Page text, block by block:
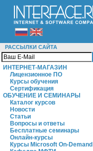
РАССЫЛКИ САЙТА
ИНТЕРНЕТ-МАГАЗИН
Лицензионное ПО
Курсы обучения
Сертификация
ОБУЧЕНИЕ И СЕМИНАРЫ
Каталог курсов
Новости
Статьи
Вопросы и ответы
Бесплатные семинары
Онлайн-курсы
Курсы Microsoft On-Demand